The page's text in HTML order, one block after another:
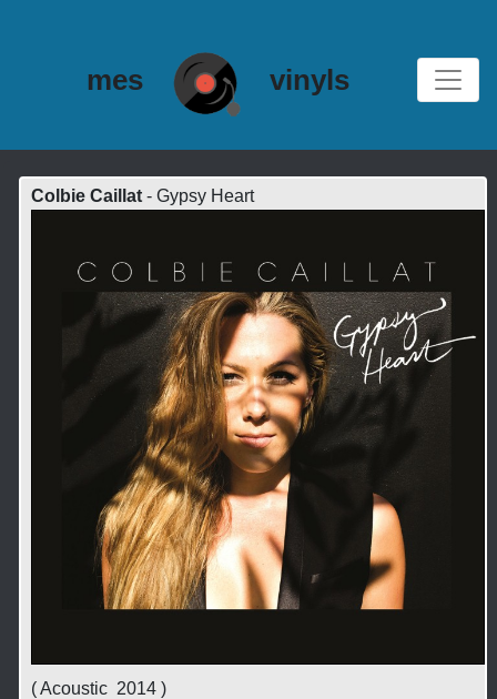
mes vinyls
Colbie Caillat- Gypsy Heart
( Acoustic 2014 )